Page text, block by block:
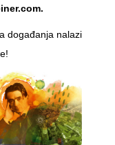
događanja nalazi